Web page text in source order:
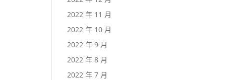
2022 年 11 月
2022 年 10 月
2022 年 9 月
2022 年 8 月
2022 年 7 月